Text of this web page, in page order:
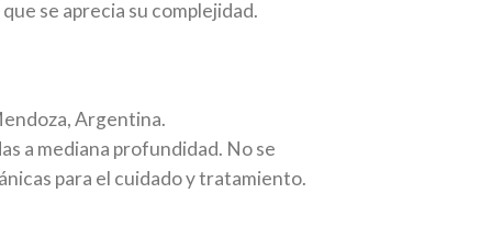
se aprecia su complejidad.
Argentina.
a mediana profundidad. No se
para el cuidado y tratamiento.